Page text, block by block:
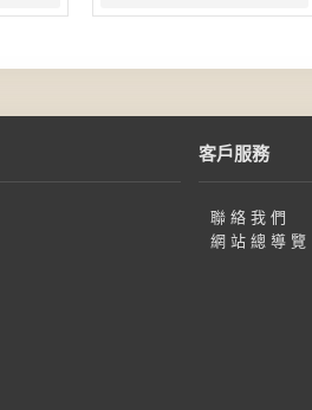
客戶服務
聯 絡 我 們
網 站 總 導 覽